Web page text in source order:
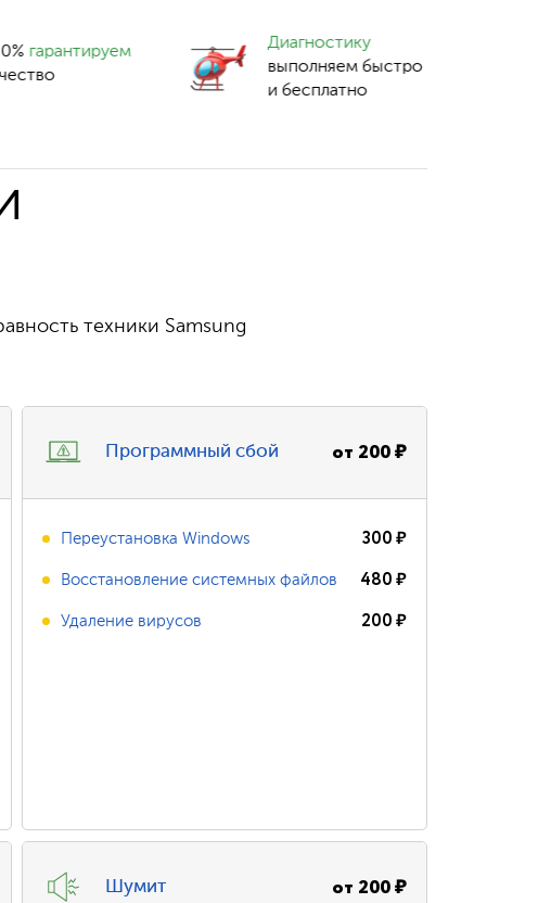
гарантируем
Диагностику
выполняем быстро
и бесплатно
техники Samsung
Программный сбой от 200₽
Переустановка Windows 300₽
Восстановление системных файлов 480₽
Удаление вирусов 200₽
Шумит от 200₽